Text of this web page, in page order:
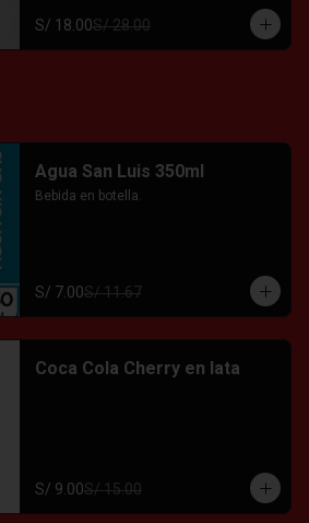
S/ 18.00S/ 28.00
Agua San Luis 350ml
Bebida en botella.
S/ 7.00S/ 11.67
Coca Cola Cherry en lata
S/ 9.00S/ 15.00